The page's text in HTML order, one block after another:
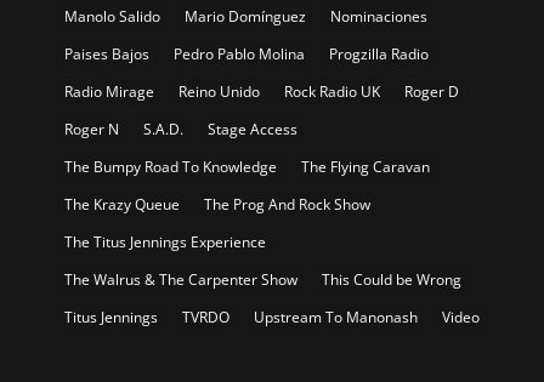
Manolo Salido
Mario Domínguez
Nominaciones
Paises Bajos
Pedro Pablo Molina
Progzilla Radio
Radio Mirage
Reino Unido Rock Radio UK
Roger D
Roger N
S.A.D.
Stage Access
The Bumpy Road To Knowledge
The Flying Caravan
The Krazy Queue
The Prog And Rock Show
The Titus Jennings Experience
The Walrus & The Carpenter Show
This Could be Wrong
Titus Jennings
TVRDO Upstream To Manonash Video